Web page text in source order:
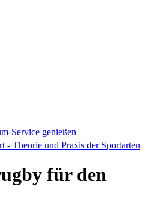
Service genießen
- Theorie und Praxis der Sportarten
für den